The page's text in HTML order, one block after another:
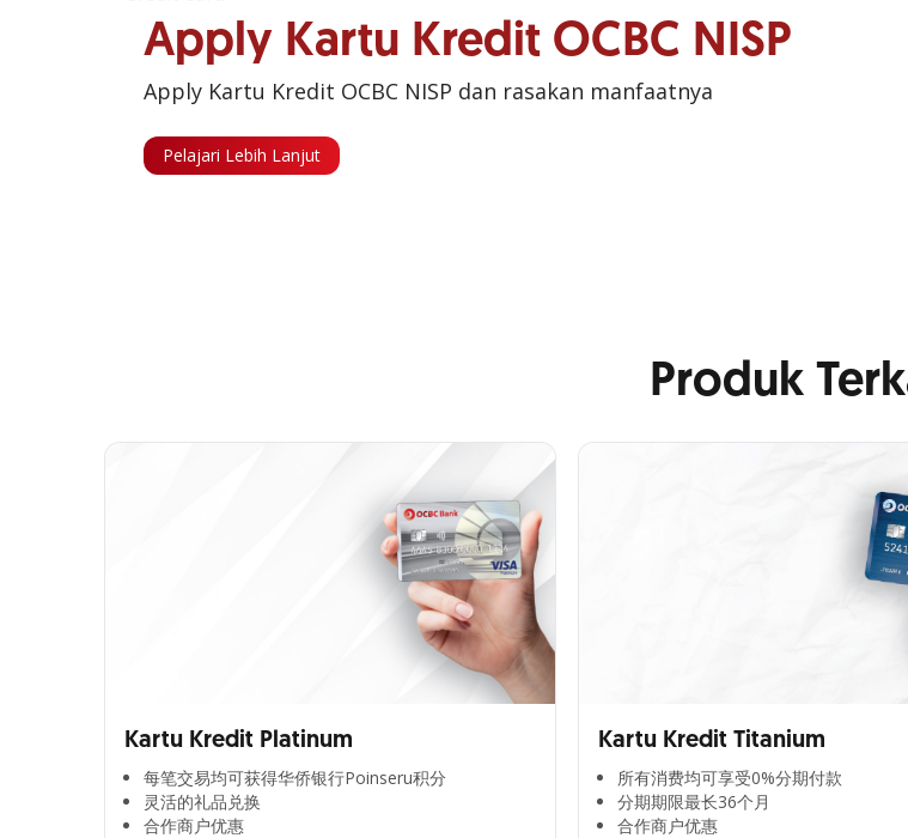
Apply Kartu Kredit OCBC NISP
Apply Kartu Kredit OCBC NISP dan rasakan manfaatnya
Pelajari Lebih Lanjut
Produk
Kartu Kredit Platinum
每笔交易均可获得华侨银行Poinseru积分​
灵活的礼品兑换​
合作商户优惠​
Kartu Kredit Titanium
所有消费均可享受0%分期付款​
分期期限最长36个月​
合作商户优惠​